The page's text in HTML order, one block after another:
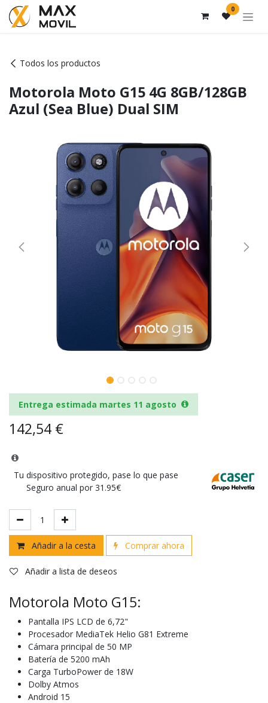
Ir al contenido 0
Todos los productos
Motorola Moto G15 4G 8GB/128GB
Azul (Sea Blue) Dual SIM
Entrega estimada martes 11 agosto
142,54 €
Tu dispositivo protegido, pase lo que pase
Seguro anual por 31.95€
Añadir a la cesta Comprar ahora
Añadir a lista de deseos
Motorola Moto G15:
Pantalla IPS LCD de 6,72"
Procesador MediaTek Helio G81 Extreme
Cámara principal de 50 MP
Batería de 5200 mAh
Carga TurboPower de 18W
Dolby Atmos
Android 15